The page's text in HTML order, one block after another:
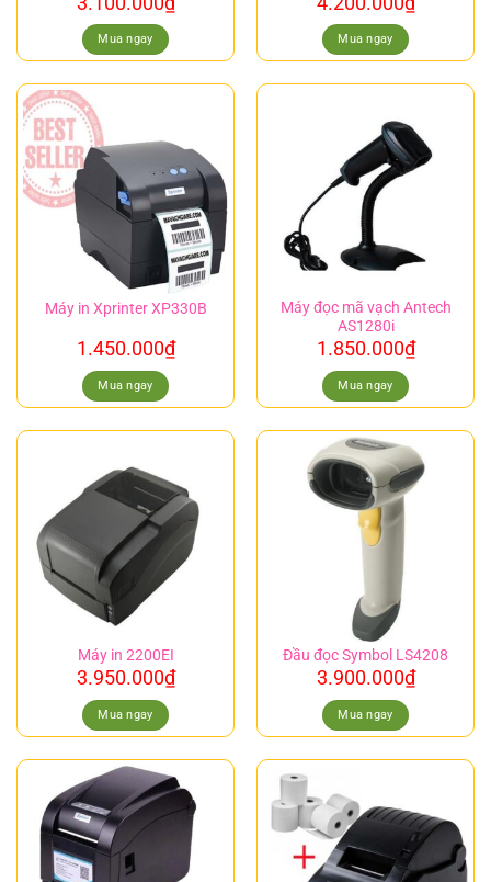
Mua ngay Mua ngay
Máy in Xprinter XP330B
1.450.000₫
Mua ngay
Máy đọc mã vạch Antech
AS1280i
1.850.000₫
Mua ngay
Máy in 2200EI
3.950.000₫
Mua ngay
Đầu đọc Symbol LS4208
3.900.000₫
Mua ngay